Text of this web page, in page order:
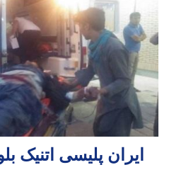
ایران پلیسی اتنیک